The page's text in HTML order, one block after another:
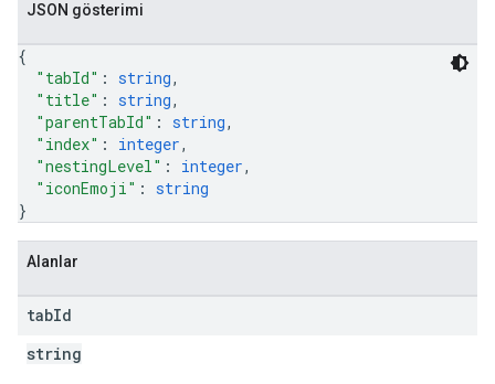
JSON gösterimi
{
"tabId" : string,
"title" : string,
"parentTabId" : string,
"index" : integer,
"nestingLevel" : integer,
"iconEmoji" : string
}
Alanlar
tabId
string